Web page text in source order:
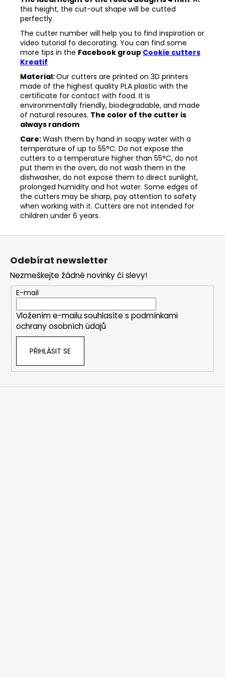
this height, the cut-out shape will be cutted
perfectly.
The cutter number will help you to find inspiration or
video tutorial fo decorating. You can find some
more tips in the Facebook group Cookie cutters
Kreatif
Material:Our cutters are printed on 3D printers
made of the highest quality PLA plastic with the
certificate for contact with food. It is
environmentally friendly, biodegradable, and made
of natural resoures. The color of the cutter is
always random
Care:Wash them by hand in soapy water with a
temperature of up to 55°C. Do not expose the
cutters to a temperature higher than 55°C, do not
put them in the oven, do not wash them in the
dishwasher, do not expose them to direct sunlight,
prolonged humidity and hot water. Some edges of
the cutters may be sharp, pay attention to safety
when working with it. Cutters are not intended for
children under 6 years.
Z
Odebírat newsletter
Nezmeškejte žádné novinky či slevy!
E-mail
Vložením e-mailu souhlasíte s podmínkami
ochrany osobních údajů
PŘIHLÁSIT SE